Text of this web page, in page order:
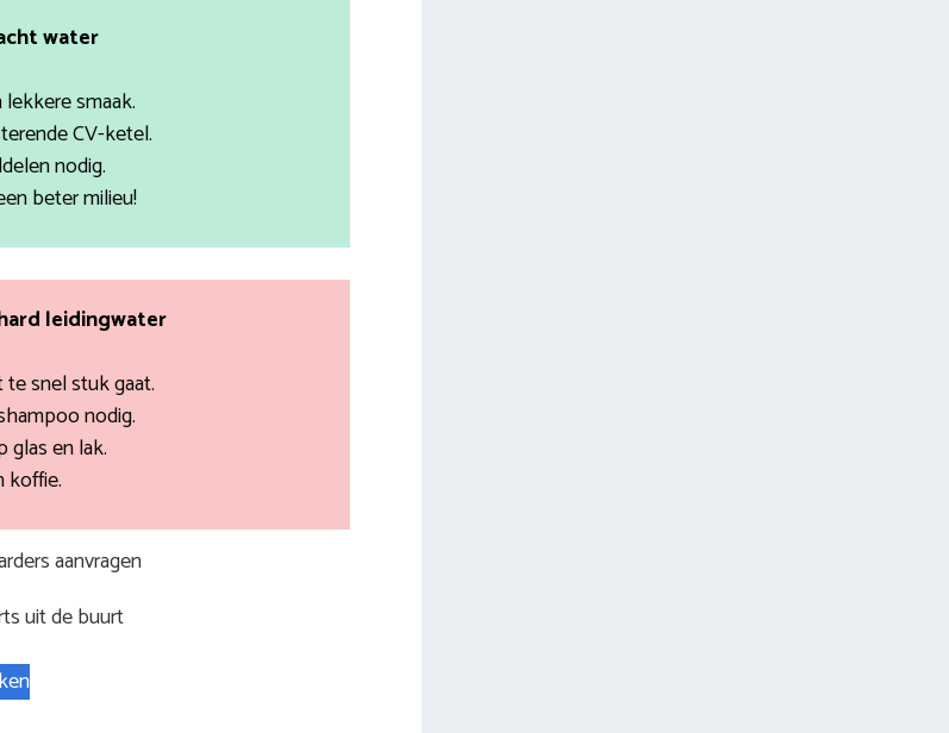
water
smaak.
CV-ketel.
nodig.
beter milieu!
leidingwater
snel stuk gaat.
nodig.
glas en lak.
koffie.
aanvragen
uit de buurt